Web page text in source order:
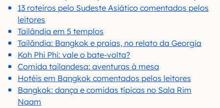
13 roteiros pelo Sudeste Asiático comentados pelos
leitores
Tailândia em 5 templos
Tailândia: Bangkok e praias, no relato da Georgia
Koh Phi Phi: vale o bate-volta?
Comida tailandesa: aventuras à mesa
Hotéis em Bangkok comentados pelos leitores
Bangkok: dança e comidas típicas no Sala Rim
Naam